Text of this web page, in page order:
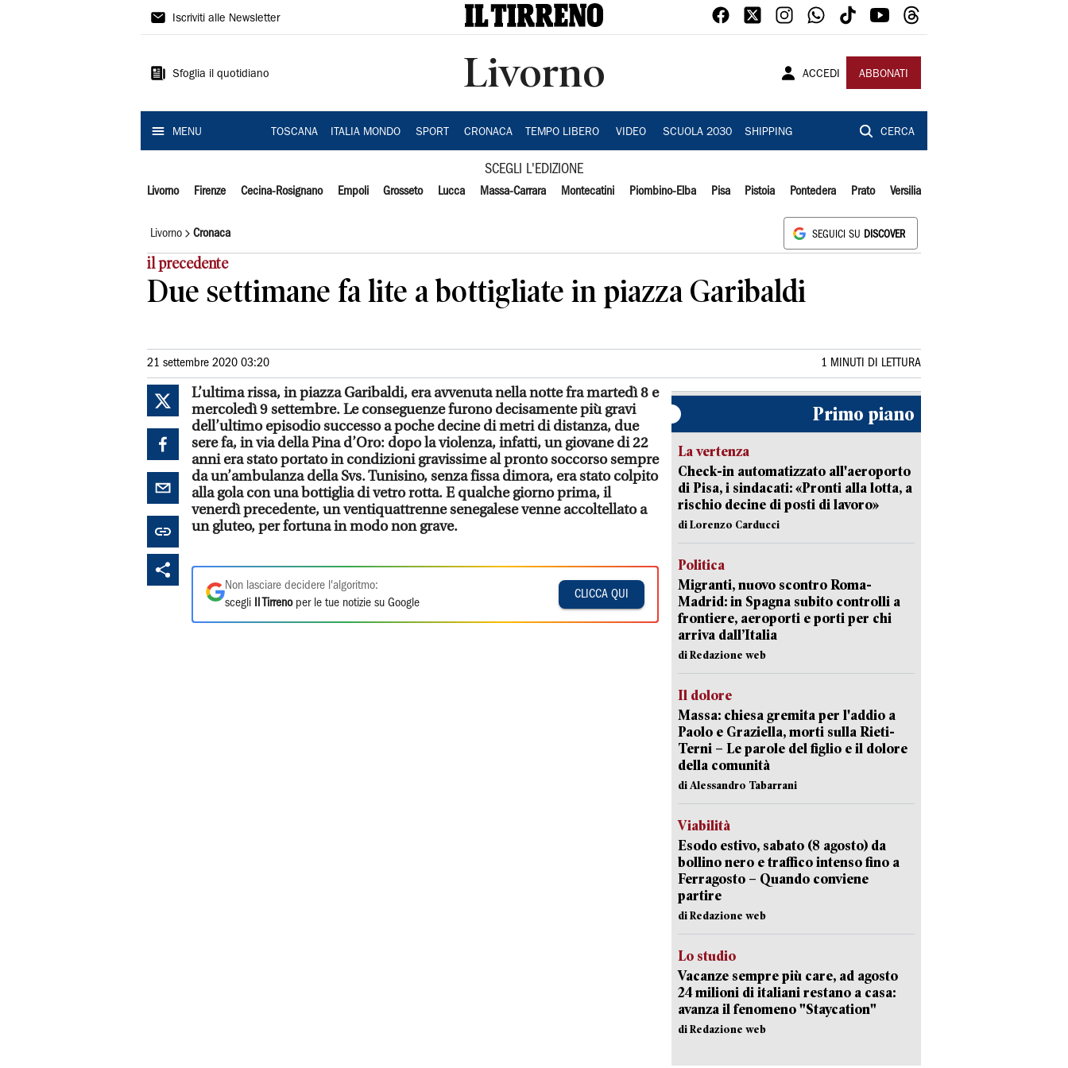
Il
Iscriviti alle Newsletter
Sfoglia il quotidiano Livorno ACCEDI ABBONATI
MENU TOSCANA ITALIA MONDO SPORT CRONACA TEMPO LIBERO VIDEO SCUOLA 2030 SHIPPING CERCA
SCEGLI L'EDIZIONE
Livorno Firenze Cecina-Rosignano Empoli Grosseto Lucca Massa-Carrara Montecatini Piombino-Elba Pisa Pistoia Pontedera Prato Versilia
Livorno Cronaca SEGUICI SU DISCOVER
il precedente
Due settimane fa lite a bottigliate in piazza Garibaldi
21 settembre 2020 03:20 1 MINUTI DI LETTURA
L’ultima rissa, in piazza Garibaldi, era avvenuta nella notte fra martedì 8 e
mercoledì 9 settembre. Le conseguenze furono decisamente più gravi
dell’ultimo episodio successo a poche decine di metri di distanza, due
sere fa, in via della Pina d’Oro: dopo la violenza, infatti, un giovane di 22
anni era stato portato in condizioni gravissime al pronto soccorso sempre
da un’ambulanza della Svs. Tunisino, senza fissa dimora, era stato colpito
alla gola con una bottiglia di vetro rotta. E qualche giorno prima, il
venerdì precedente, un ventiquattrenne senegalese venne accoltellato a
un gluteo, per fortuna in modo non grave.
Non lasciare decidere l'algoritmo:
scegli
Il Tirrenoper le tue notizie su Google
CLICCA QUI
Primo piano
La vertenza
Check-in automatizzato all'aeroporto
di Pisa, i sindacati: «Pronti alla lotta, a
rischio decine di posti di lavoro»
di Lorenzo Carducci
Politica
Migranti, nuovo scontro Roma-
Madrid: in Spagna subito controlli a
frontiere, aeroporti e porti per chi
arriva dall’Italia
di Redazione web
Il dolore
Massa: chiesa gremita per l'addio a
Paolo e Graziella, morti sulla Rieti-
Terni – Le parole del figlio e il dolore
della comunità
di Alessandro Tabarrani
Viabilità
Esodo estivo, sabato (8 agosto) da
bollino nero e traffico intenso fino a
Ferragosto – Quando conviene
partire
di Redazione web
Lo studio
Vacanze sempre più care, ad agosto
24 milioni di italiani restano a casa:
avanza il fenomeno "Staycation"
di Redazione web